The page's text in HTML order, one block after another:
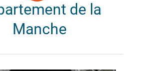
de la
Manche